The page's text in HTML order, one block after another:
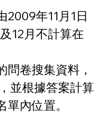
2009年11月1日
12月不計算在
問卷搜集資料，
並根據答案計算
內位置。